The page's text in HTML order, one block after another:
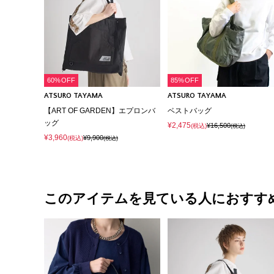
60%OFF
ATSURO TAYAMA
【ART OF GARDEN】エプロンバ
ッグ
¥3,960(税込)¥9,900(税込)
85%OFF
ATSURO TAYAMA
ベストバッグ
¥2,475(税込)¥16,500(税込)
このアイテムを見ている人におすす